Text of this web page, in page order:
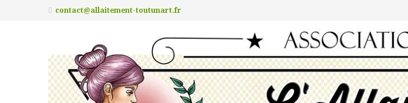
contact@allaitement-toutunart.fr